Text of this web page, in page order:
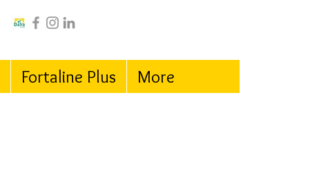
Fortaline Plus More